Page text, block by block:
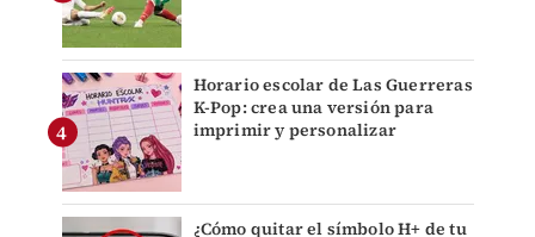
Horario escolar de Las Guerreras
K-Pop: crea una versión para
imprimir y personalizar
¿Cómo quitar el símbolo H+ de tu